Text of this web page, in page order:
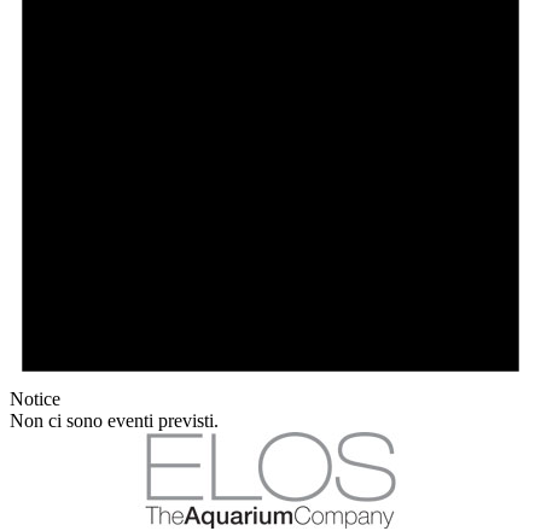
Notice
Non ci sono eventi previsti.